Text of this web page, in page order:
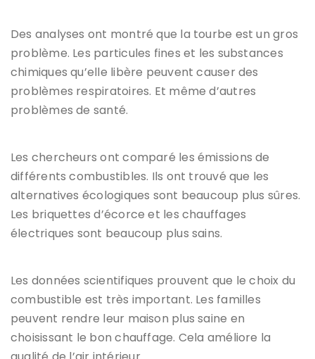
Des analyses ont montré que la tourbe est un gros
problème. Les particules fines et les substances
chimiques qu’elle libère peuvent causer des
problèmes respiratoires. Et même d’autres
problèmes de santé.
Les chercheurs ont comparé les émissions de
différents combustibles. Ils ont trouvé que les
alternatives écologiques sont beaucoup plus sûres.
Les briquettes d’écorce et les chauffages
électriques sont beaucoup plus sains.
Les données scientifiques prouvent que le choix du
combustible est très important. Les familles
peuvent rendre leur maison plus saine en
choisissant le bon chauffage. Cela améliore la